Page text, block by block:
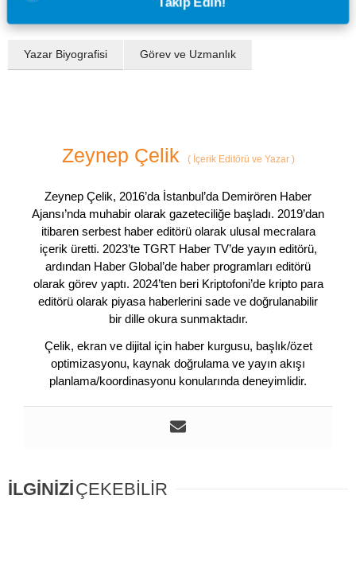
Yazar Biyografisi Görev ve Uzmanlık
Zeynep Çelik (İçerik Editörü ve Yazar )
Zeynep Çelik, 2016’da İstanbul’da Demirören Haber
Ajansı’nda muhabir olarak gazeteciliğe başladı. 2019’dan
itibaren serbest haber editörü olarak ulusal mecralara
içerik üretti. 2023’te TGRT Haber TV’de yayın editörü,
ardından Haber Global’de haber programları editörü
olarak görev yaptı. 2024’ten beri Kriptofoni’de kripto para
editörü olarak piyasa haberlerini sade ve doğrulanabilir
bir dille okura sunmaktadır.
Çelik, ekran ve dijital için haber kurgusu, başlık/özet
optimizasyonu, kaynak doğrulama ve yayın akışı
planlama/koordinasyonu konularında deneyimlidir.
İLGİNİZİÇEKEBİLİR